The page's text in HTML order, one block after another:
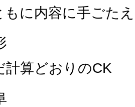
に内容に手ごたえ
計算どおりのCK